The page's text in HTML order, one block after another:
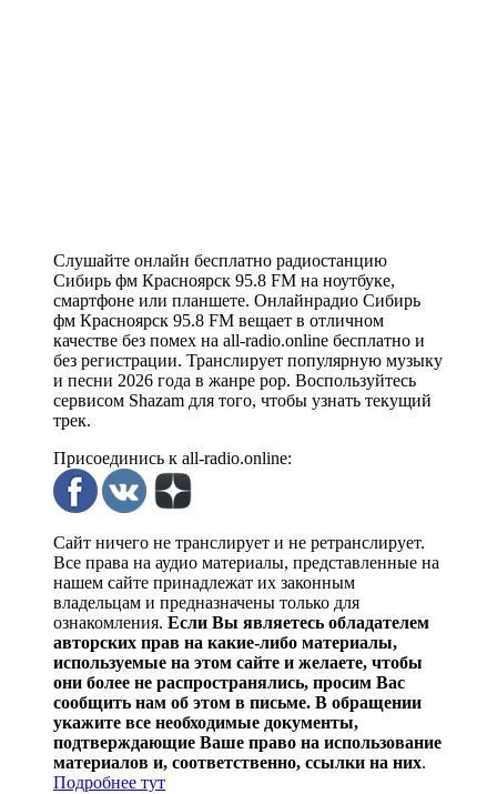
Слушайте онлайн бесплатно радиостанцию
Сибирь фм Красноярск 95.8 FM на ноутбуке,
смартфоне или планшете. Онлайнрадио Сибирь
фм Красноярск 95.8 FM вещает в отличном
качестве без помех на all-radio.online бесплатно и
без регистрации. Транслирует популярную музыку
и песни 2026 года в жанре pop. Воспользуйтесь
сервисом Shazam для того, чтобы узнать текущий
трек.
Присоединись к all-radio.online:
Сайт ничего не транслирует и не ретранслирует.
Все права на аудио материалы, представленные на
нашем сайте принадлежат их законным
владельцам и предназначены только для
ознакомления. Если Вы являетесь обладателем
авторских прав на какие-либо материалы,
используемые на этом сайте и желаете, чтобы
они более не распространялись, просим Вас
сообщить нам об этом в письме. В обращении
укажите все необходимые документы,
подтверждающие Ваше право на использование
материалов и, соответственно, ссылки на них.
Подробнее тут